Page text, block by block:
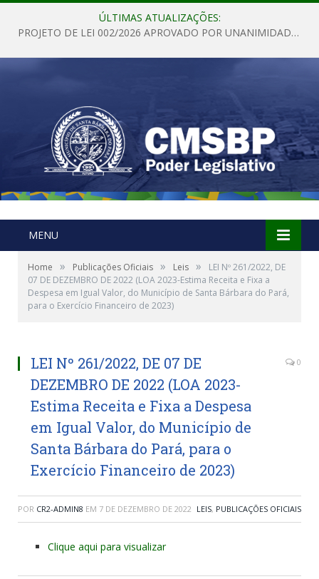
ÚLTIMAS ATUALIZAÇÕES:
PROJETO DE LEI 002/2026 APROVADO POR UNANIMIDADE EM SESSÃO ORDINÁRIA NESTA QUINTA – FEIRA 28 DE MAIO DE 2026
MENU
Home » Publicações Oficiais » Leis »
LEI Nº 261/2022, DE
07 DE DEZEMBRO DE 2022 (LOA 2023-Estima Receita e Fixa a
Despesa em Igual Valor, do Município de Santa Bárbara do Pará,
para o Exercício Financeiro de 2023)
LEI Nº 261/2022, DE 07 DE
DEZEMBRO DE 2022 (LOA 2023-
Estima Receita e Fixa a Despesa
em Igual Valor, do Município de
Santa Bárbara do Pará, para o
Exercício Financeiro de 2023)
0
POR CR2-ADMIN8 EM 7 DE DEZEMBRO DE 2022 LEIS, PUBLICAÇÕES OFICIAIS
Clique aqui para visualizar